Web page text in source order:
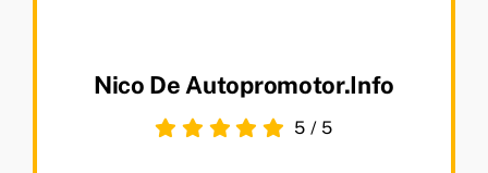
Nico De Autopromotor.info
5 / 5